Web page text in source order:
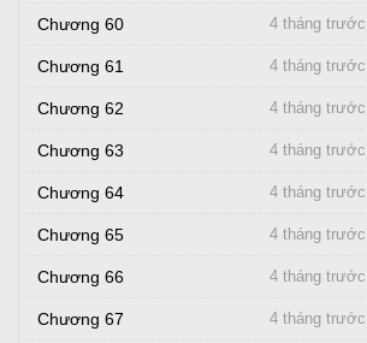
Chương 60 4 tháng trước
Chương 61 4 tháng trước
Chương 62 4 tháng trước
Chương 63 4 tháng trước
Chương 64 4 tháng trước
Chương 65 4 tháng trước
Chương 66 4 tháng trước
Chương 67 4 tháng trước